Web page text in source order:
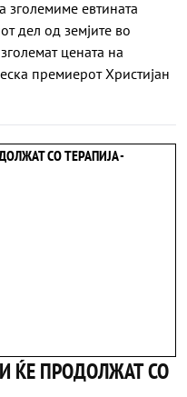
зголемиме евтината
дел од земјите во
цената на
премиерот Христијан
ЌЕ ПРОДОЛЖАТ СО